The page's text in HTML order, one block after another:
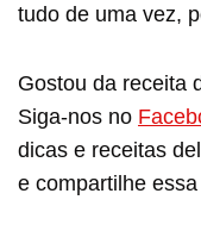
tudo de uma vez,
Gostou da receita
Siga-nos no
dicas e receitas
e compartilhe